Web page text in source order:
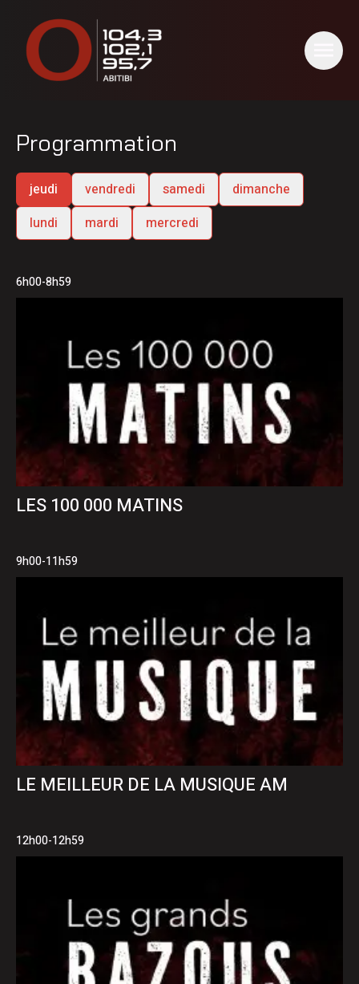
Programmation
jeudi vendredi samedi
dimanche
lundi
mardi mercredi
6h00-8h59
LES 100 000 MATINS
9h00-11h59
LE MEILLEUR DE LA MUSIQUE AM
12h00-12h59